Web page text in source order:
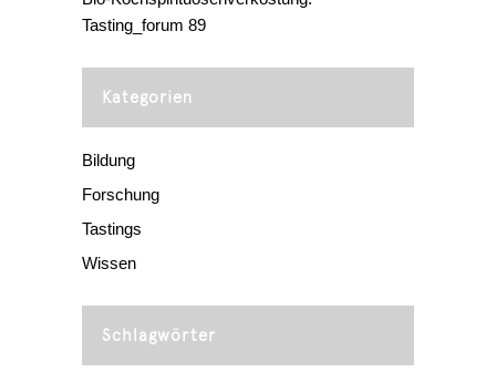
Tasting_forum 89
Kategorien
Bildung
Forschung
Tastings
Wissen
Schlagwörter